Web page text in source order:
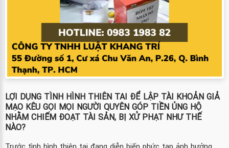
LỢI DỤNG TÌNH HÌNH THIÊN TAI ĐỂ LẬP TÀI KHOẢN GIẢ
MẠO KÊU GỌI MỌI NGƯỜI QUYÊN GÓP TIỀN ỦNG HỘ
NHẰM CHIẾM ĐOẠT TÀI SẢN, BỊ XỬ PHẠT NHƯ THẾ
NÀO?